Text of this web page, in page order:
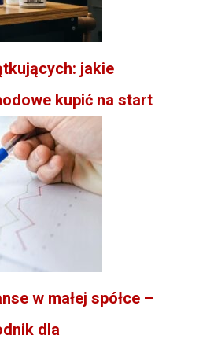
jakie
kupić na start
w małej spółce –
dla